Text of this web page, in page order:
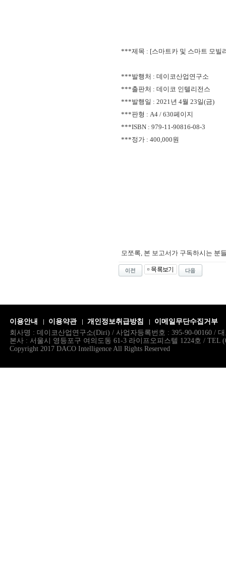
***제목 : [스마트카 및 스마트 모빌
***발행처 : 데이코산업연구
***출판처 : 데이코 인텔리전스
***발행일 : 2021년 4월 23일(금)
***판형 : A4 / 630페이지
***ISBN : 979-11-90816-08-3
***정가 : 400,000원
모쪼록, 본 보고서가 구독하시는 분
이용안내 이용약관 개인정보취급방침
이메일무단수집거부
회사명 : 데이코산업연구소(Diri) / 사업자등록번호 : 395-90-00160 /
본사 : 서울시 영등포구 여의도동 61-3 라이프오피스텔 1224호 / TEL
Copyright 2017 DACO Intelligence All Rights Reserved